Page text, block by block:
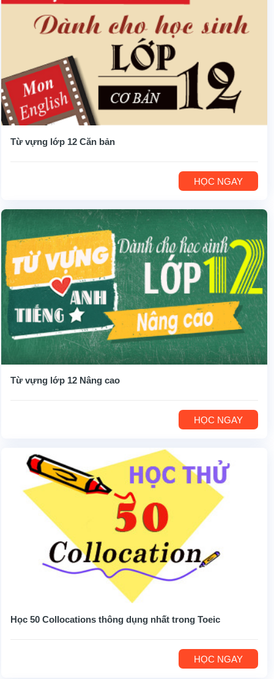
Từ vựng lớp 12 Căn bản
HỌC NGAY
Từ vựng lớp 12 Nâng cao
HỌC NGAY
Học 50 Collocations thông dụng nhất trong Toeic
HỌC NGAY